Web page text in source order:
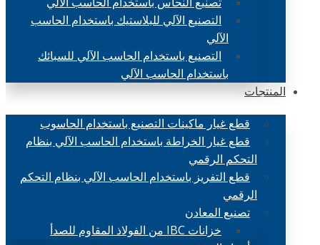
التصنيع الآلي للبلاستيك باستخدام الحاسب
الآلي
التصنيع باستخدام الحاسب الآلي للسبائك
باستخدام الحاسب الآلي
المنتجات
قطع غيار ماكينات التصنيع باستخدام الحاسوب
قطع غيار الخراطة باستخدام الحاسب الآلي بنظام
التحكم الرقمي
قطع التفريز باستخدام الحاسب الآلي بنظام التحكم
الرقمي
تصنيع المعادن
خزانات IBC من الفولاذ المقاوم للصدأ